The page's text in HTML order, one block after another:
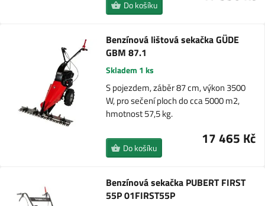
Do košíku
Benzínová lištová sekačka GÜDE
GBM 87.1
Skladem 1 ks
S pojezdem, záběr 87 cm, výkon 3500
W, pro sečení ploch do cca 5000 m2,
hmotnost 57,5 kg.
17 465 Kč
Do košíku
Benzínová sekačka PUBERT FIRST
55P 01FIRST55P